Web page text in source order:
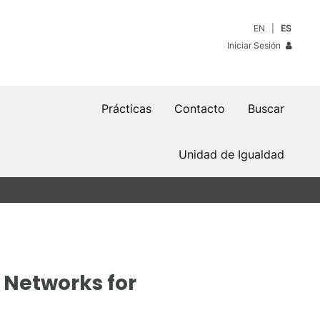
EN
ES
Iniciar Sesión
Buscar
Contacto
Prácticas
Unidad de Igualdad
for